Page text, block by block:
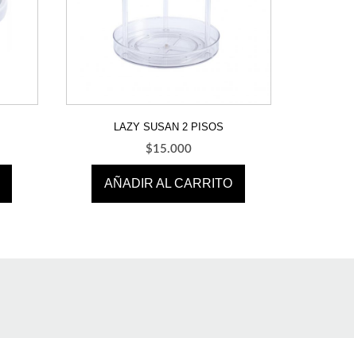
LAZY SUSAN 2 PISOS
$15.000
AÑADIR AL CARRITO